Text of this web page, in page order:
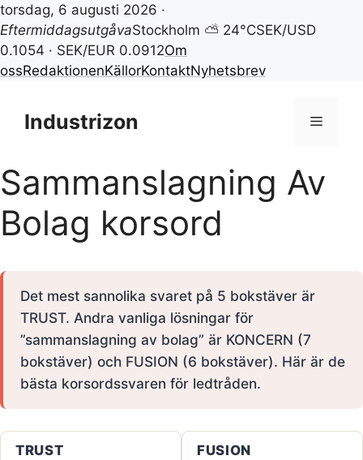
torsdag, 6 augusti 2026 ·
EftermiddagsutgåvaStockholm ⛅ 24°CSEK/USD
0.1054 · SEK/EUR 0.0912Om
ossRedaktionenKällorKontaktNyhetsbrev
innehållIndustrizon Meny
Sammanslagning Av
Bolag korsord
Det mest sannolika svaret på 5 bokstäver är
TRUST. Andra vanliga lösningar för
”sammanslagning av bolag” är KONCERN (7
bokstäver) och FUSION (6 bokstäver). Här är de
bästa korsordssvaren för ledtråden.
TRUST FUSION